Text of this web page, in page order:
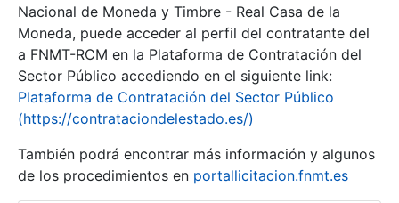
Erakutsi/Ezkutatu
Nacional de Moneda y Timbre - Real Casa de la
Moneda, puede acceder al perfil del contratante del
a FNMT-RCM en la Plataforma de Contratación del
Sector Público accediendo en el siguiente link:
Plataforma de Contratación del Sector Público
(https://contrataciondelestado.es/)
También podrá encontrar más información y algunos
de los procedimientos en portallicitacion.fnmt.es